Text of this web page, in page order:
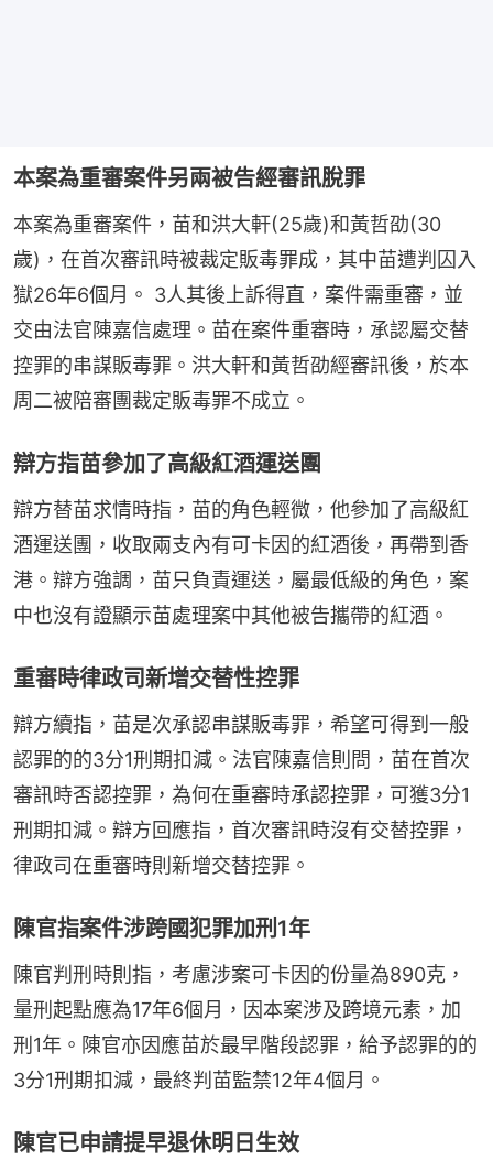
本案為重審案件另兩被告經審訊脫罪
本案為重審案件，苗和洪大軒(25歲)和黃哲劭(30
歲)，在首次審訊時被裁定販毒罪成，其中苗遭判囚入
獄26年6個月。 3人其後上訴得直，案件需重審，並
交由法官陳嘉信處理。苗在案件重審時，承認屬交替
控罪的串謀販毒罪。洪大軒和黃哲劭經審訊後，於本
周二被陪審團裁定販毒罪不成立。
辯方指苗參加了高級紅酒運送團
辯方替苗求情時指，苗的角色輕微，他參加了高級紅
酒運送團，收取兩支內有可卡因的紅酒後，再帶到香
港。辯方強調，苗只負責運送，屬最低級的角色，案
中也沒有證顯示苗處理案中其他被告攜帶的紅酒。
重審時律政司新增交替性控罪
辯方續指，苗是次承認串謀販毒罪，希望可得到一般
認罪的的3分1刑期扣減。法官陳嘉信則問，苗在首次
審訊時否認控罪，為何在重審時承認控罪，可獲3分1
刑期扣減。辯方回應指，首次審訊時沒有交替控罪，
律政司在重審時則新增交替控罪。
陳官指案件涉跨國犯罪加刑1年
陳官判刑時則指，考慮涉案可卡因的份量為890克，
量刑起點應為17年6個月，因本案涉及跨境元素，加
刑1年。陳官亦因應苗於最早階段認罪，給予認罪的的
3分1刑期扣減，最終判苗監禁12年4個月。
陳官已申請提早退休明日生效